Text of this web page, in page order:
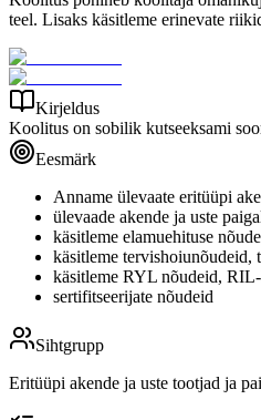
teel. Lisaks käsitleme erinevate
Kirjeldus
Koolitus on sobilik kutseeksami
Eesmärk
Anname ülevaate eritüüpi
ülevaade akende ja uste
käsitleme elamuehituse
käsitleme tervishoiunõudeid,
käsitleme RYL nõudeid,
sertifitseerijate nõudeid
Sihtgrupp
Eritüüpi akende ja uste tootjad ja